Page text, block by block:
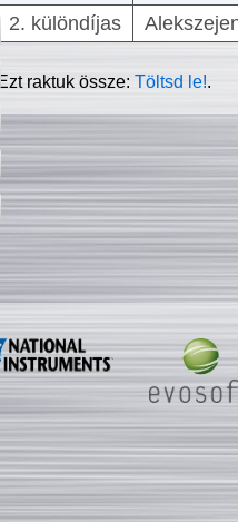
2. különdíjas
Ezt raktuk össze:Töltsd le!.